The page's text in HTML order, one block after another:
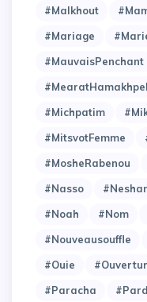
#Malkhout
#Mariage
#MauvaisPenchant
#Michpatim
#MitsvotFemme
#MosheRabenou
#Nasso
#Noah
#Nom
#Nouveausouffle
#Ouie
#Paracha